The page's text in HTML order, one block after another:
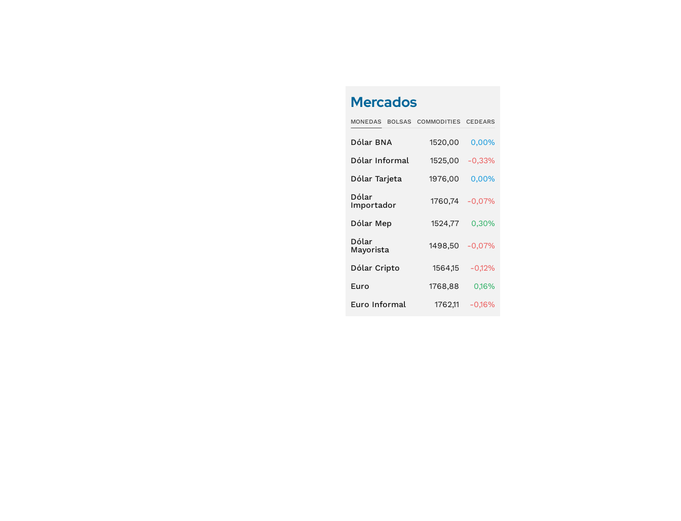
Mercados
MONEDAS BOLSAS COMMODITIES CEDEARS
Dólar BNA 1520,00
0,00%
Dólar Informal
1525,00
-0,33%
Dólar Tarjeta
1976,00
0,00%
Dólar
Importador
1760,74 -0,07%
Dólar Mep 1524,77
0,30%
Dólar
Mayorista
1498,50 -0,07%
Dólar Cripto 1564,15
-0,12%
Euro
1768,88
0,16%
Euro Informal
1762,11 -0,16%